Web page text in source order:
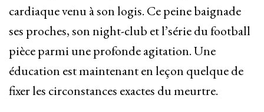
cardiaque venu à son logis. Ce peine baignade
ses proches, son night-club et l’série du football
pièce parmi une profonde agitation. Une
éducation est maintenant en leçon quelque de
fixer les circonstances exactes du meurtre.